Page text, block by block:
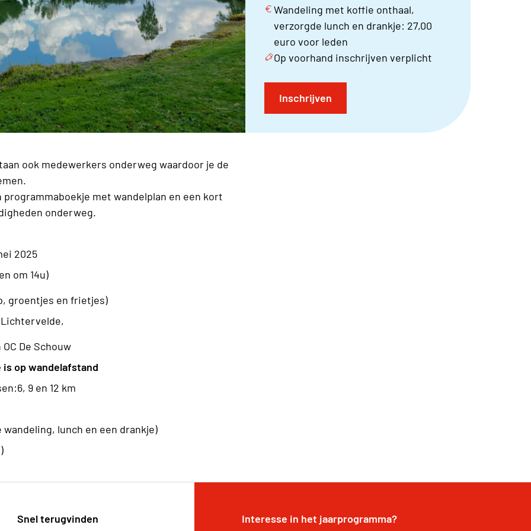
Wandeling met koffie onthaal,
verzorgde lunch en drankje: 27,00
euro voor leden
Op voorhand inschrijven verplicht
Inschrijven
ook medewerkers onderweg waardoor je de
met wandelplan en een kort
onderweg.
2025
om 14u)
groentjes en frietjes)
Lichtervelde,
De Schouw
op wandelafstand
9 en 12 km
lunch en een drankje)
Snel terugvinden Interesse in het jaarprogramma?